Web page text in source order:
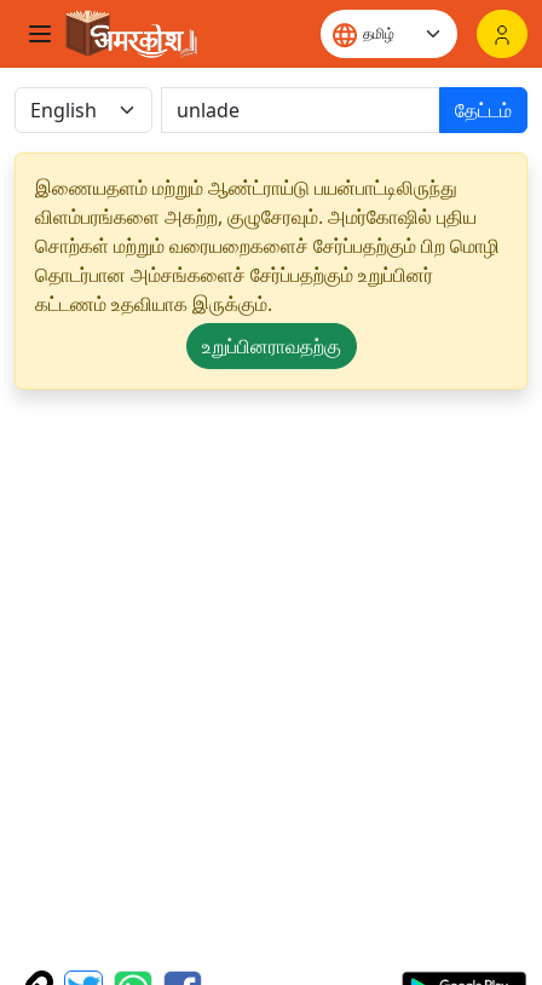
தேட்டம்
இணையதளம் மற்றும் ஆண்ட்ராய்டு பயன்பாட்டிலிருந்து
விளம்பரங்களை அகற்ற, குழுசேரவும். அமர்கோஷில் புதிய
சொற்கள் மற்றும் வரையறைகளைச் சேர்ப்பதற்கும் பிற மொழி
தொடர்பான அம்சங்களைச் சேர்ப்பதற்கும் உறுப்பினர்
கட்டணம் உதவியாக இருக்கும்.
உறுப்பினராவதற்கு